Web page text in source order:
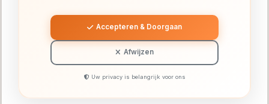
Accepteren & Doorgaan
Afwijzen
Uw privacy is belangrijk voor ons